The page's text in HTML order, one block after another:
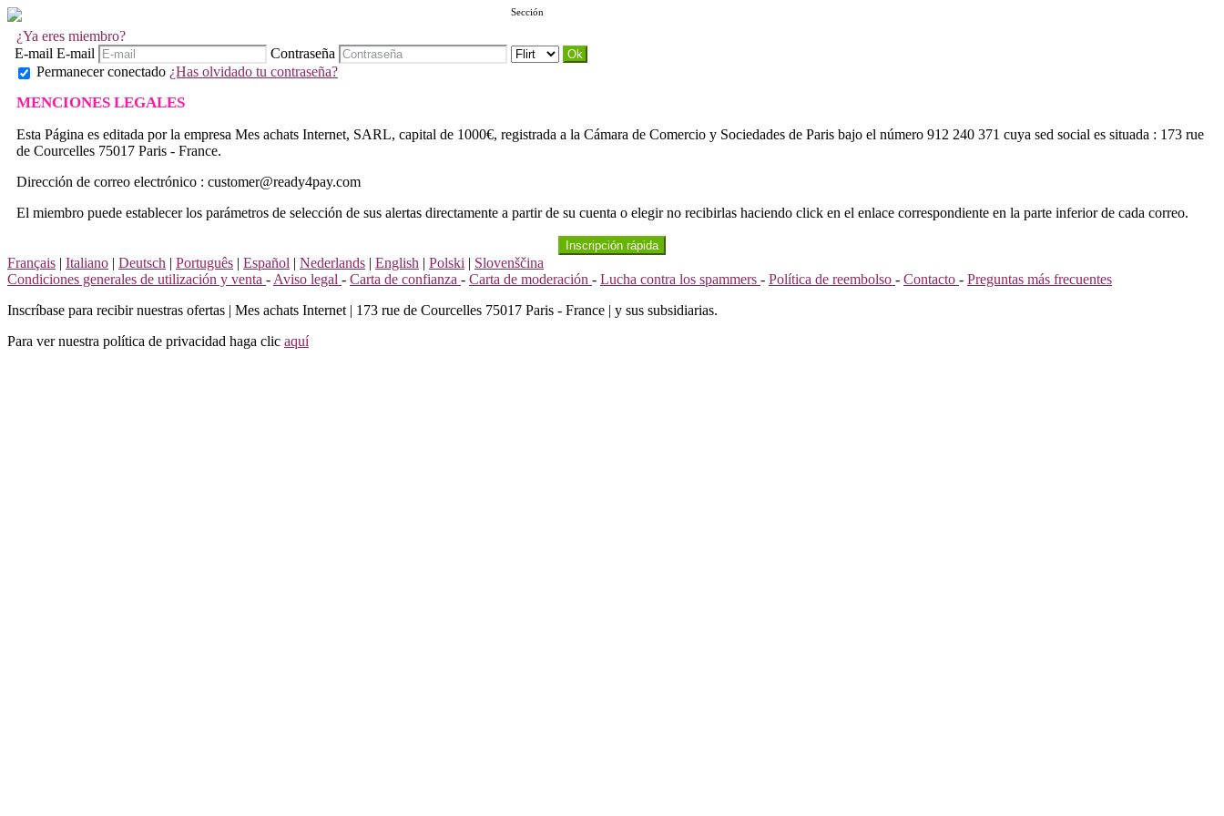
¿Ya eres miembro?
E-mail E-mail Contraseña
Sección
Permanecer conectado ¿Has olvidado tu contraseña?
MENCIONES LEGALES
Esta Página es editada por la empresa Mes achats Internet, SARL, capital de 1000€, registrada a la Cámara de Comercio y Sociedades de Paris bajo el número 912 240 371 cuya sed social es situada : 173 rue
de Courcelles 75017 Paris - France.
Dirección de correo electrónico : customer@ready4pay.com
El miembro puede establecer los parámetros de selección de sus alertas directamente a partir de su cuenta o elegir no recibirlas haciendo click en el enlace correspondiente en la parte inferior de cada correo.
Inscripción rápida
Français | Italiano | Deutsch | Português | Español | Nederlands | English | Polski | Slovenščina
Condiciones generales de utilización y venta - Aviso legal - Carta de confianza - Carta de moderación - Lucha contra los spammers - Política de reembolso - Contacto - Preguntas más frecuentes
Inscríbase para recibir nuestras ofertas | Mes achats Internet | 173 rue de Courcelles 75017 Paris - France | y sus subsidiarias.
Para ver nuestra política de privacidad haga clic aquí